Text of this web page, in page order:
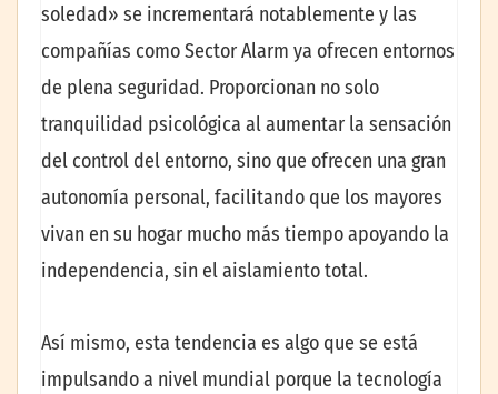
soledad» se incrementará notablemente y las
compañías como Sector Alarm ya ofrecen entornos
de plena seguridad. Proporcionan no solo
tranquilidad psicológica al aumentar la sensación
del control del entorno, sino que ofrecen una gran
autonomía personal, facilitando que los mayores
vivan en su hogar mucho más tiempo apoyando la
independencia, sin el aislamiento total.
Así mismo, esta tendencia es algo que se está
impulsando a nivel mundial porque la tecnología